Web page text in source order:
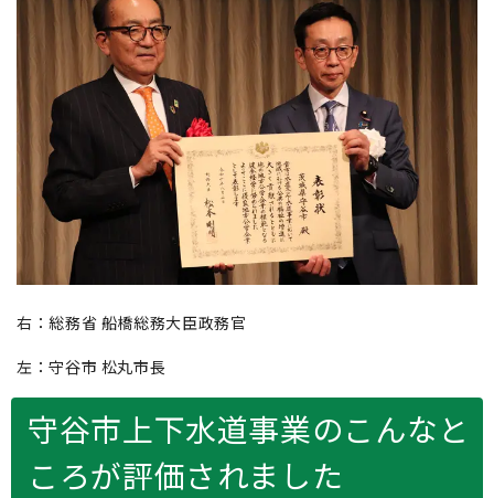
右：総務省 船橋総務大臣政務官
左：守谷市 松丸市長
守谷市上下水道事業のこんなと
ころが評価されました